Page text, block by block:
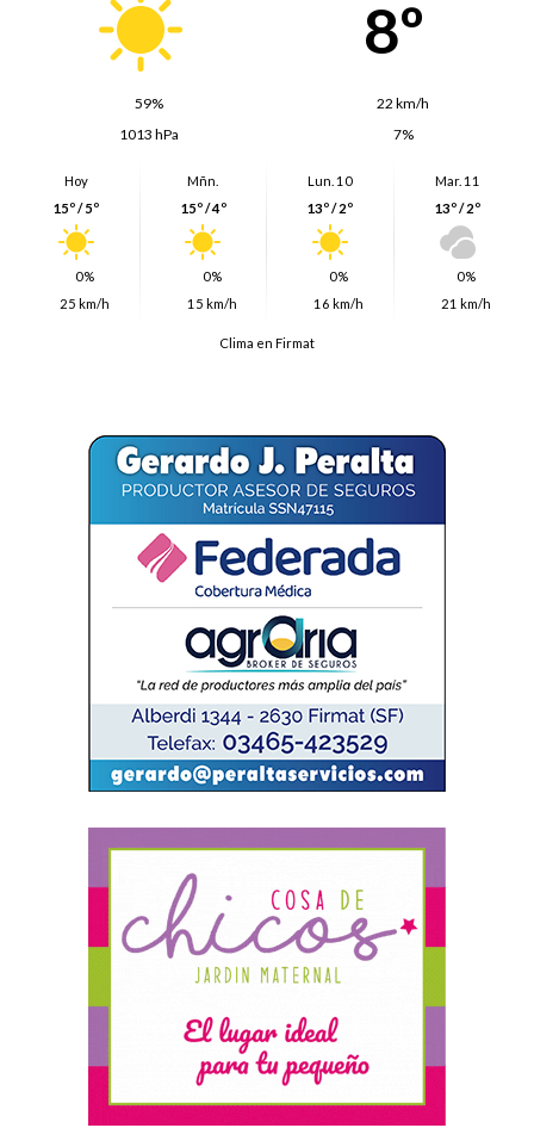
8º
59%
22 km/h
1013 hPa
7%
Hoy
15º / 5º
0%
25 km/h
Mñn.
15º / 4º
0%
15 km/h
Lun. 10
13º / 2º
0%
16 km/h
Mar. 11
13º / 2º
0%
21 km/h
Clima en Firmat